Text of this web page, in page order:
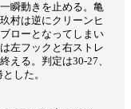
瞬動きを止める。亀
村は逆にクリーンヒ
ローとなってしまい
左フックと右ストレ
える。判定は30-27、
した。